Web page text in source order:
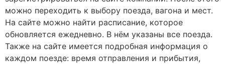
можно переходить к выбору поезда, вагона и мест.
На сайте можно найти расписание, которое
обновляется ежедневно. В нём указаны все поезда.
Также на сайте имеется подробная информация о
каждом поезде: время отправления и прибытия,